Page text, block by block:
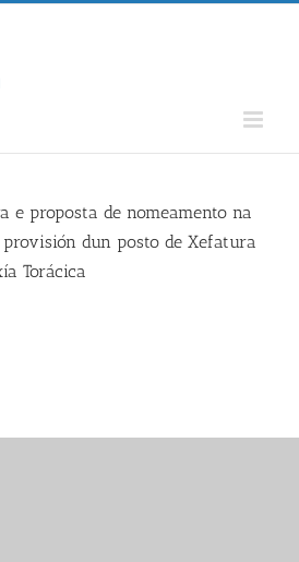
e proposta de nomeamento na
dun posto de Xefatura
Torácica